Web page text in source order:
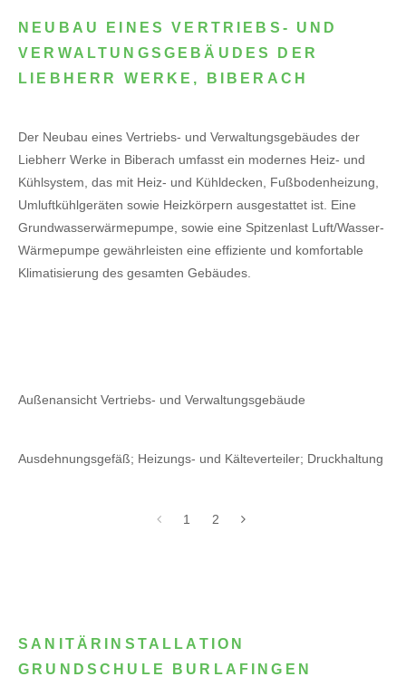
NEUBAU EINES VERTRIEBS- UND
VERWALTUNGSGEBÄUDES DER
LIEBHERR WERKE, BIBERACH
Der Neubau eines Vertriebs- und Verwaltungsgebäudes der
Liebherr Werke in Biberach umfasst ein modernes Heiz- und
Kühlsystem, das mit Heiz- und Kühldecken, Fußbodenheizung,
Umluftkühlgeräten sowie Heizkörpern ausgestattet ist. Eine
Grundwasserwärmepumpe, sowie eine Spitzenlast Luft/Wasser-
Wärmepumpe gewährleisten eine effiziente und komfortable
Klimatisierung des gesamten Gebäudes.
Außenansicht Vertriebs- und Verwaltungsgebäude
Ausdehnungsgefäß; Heizungs- und Kälteverteiler; Druckhaltung
1 2
SANITÄRINSTALLATION
GRUNDSCHULE BURLAFINGEN